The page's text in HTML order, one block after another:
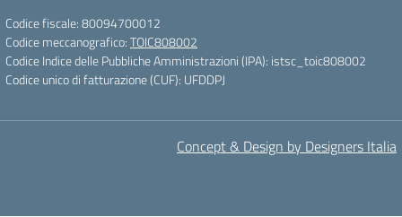
Codice fiscale: 80094700012
Codice meccanografico:TOIC808002
Codice Indice delle Pubbliche Amministrazioni (IPA): istsc_toic808002
Codice unico di fatturazione (CUF): UFDDPJ
Concept & Design by Designers Italia